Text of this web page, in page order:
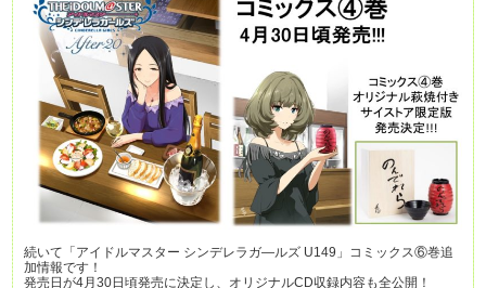
続いて「アイドルマスター シンデレラガ―ルズ U149」コミックス⑥巻追
加情報です！
発売日が4月30日頃発売に決定し、オリジナルCD収録内容も全公開！